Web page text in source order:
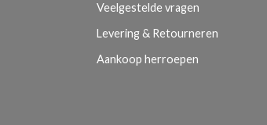
Veelgestelde vragen
Levering & Retourneren
Aankoop herroepen